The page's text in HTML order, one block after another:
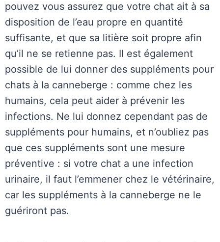
pouvez vous assurez que votre chat ait à sa
disposition de l’eau propre en quantité
suffisante, et que sa litière soit propre afin
qu’il ne se retienne pas. Il est également
possible de lui donner des suppléments pour
chats à la canneberge : comme chez les
humains, cela peut aider à prévenir les
infections. Ne lui donnez cependant pas de
suppléments pour humains, et n’oubliez pas
que ces suppléments sont une mesure
préventive : si votre chat a une infection
urinaire, il faut l’emmener chez le vétérinaire,
car les suppléments à la canneberge ne le
guériront pas.